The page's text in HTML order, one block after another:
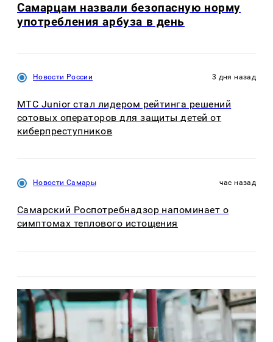
Самарцам назвали безопасную норму
употребления арбуза в день
Новости России 3 дня назад
МТС Junior стал лидером рейтинга решений
сотовых операторов для защиты детей от
киберпреступников
Новости Самары час назад
Самарский Роспотребнадзор напоминает о
симптомах теплового истощения